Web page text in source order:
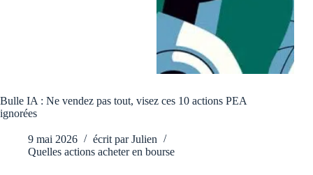
Bulle IA : Ne vendez pas tout, visez ces 10 actions PEA
ignorées
9 mai 2026 écrit par Julien
Quelles actions acheter en bourse